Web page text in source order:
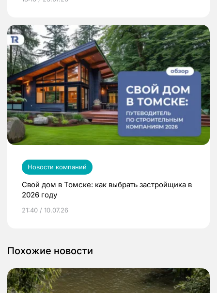
Новости компаний
Свой дом в Томске: как выбрать застройщика в
2026 году
21:40 / 10.07.26
Похожие новости